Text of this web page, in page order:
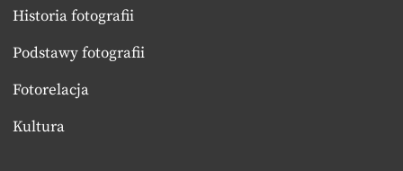
Historia fotografii
Podstawy fotografii
Fotorelacja
Kultura